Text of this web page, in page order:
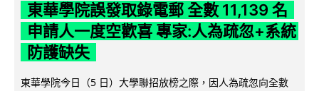
東華學院誤發取錄電郵 全數 11,139 名
申請人一度空歡喜 專家:人為疏忽+系統
防護缺失
東華學院今日（5 日）大學聯招放榜之際，因人為疏忽向全數